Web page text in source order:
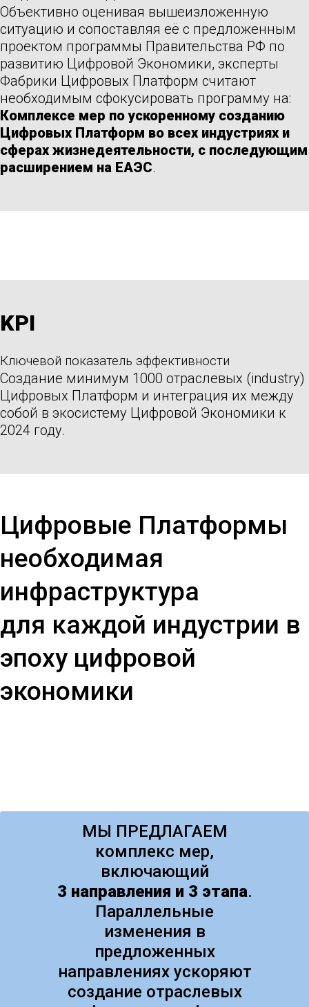
Объективно оценивая вышеизложенную
ситуацию и сопоставляя её с предложенным
проектом программы Правительства РФ по
развитию Цифровой Экономики, эксперты
Фабрики Цифровых Платформ считают
необходимым сфокусировать программу на:
Комплексе мер по ускоренному созданию
Цифровых Платформ во всех индустриях и
сферах жизнедеятельности, с последующим
расширением на ЕАЭС.
KPI
Ключевой показатель эффективности
Создание минимум 1000 отраслевых (industry)
Цифровых Платформ и интеграция их между
собой в экосистему Цифровой Экономики к
2024 году.
Цифровые Платформы
необходимая
инфраструктура
для каждой индустрии в
эпоху цифровой
экономики
МЫ ПРЕДЛАГАЕМ
комплекс мер,
включающий
3 направления и 3 этапа.
Параллельные
изменения в
предложенных
направлениях ускоряют
создание отраслевых